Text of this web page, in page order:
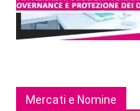
Mercati e Nomine